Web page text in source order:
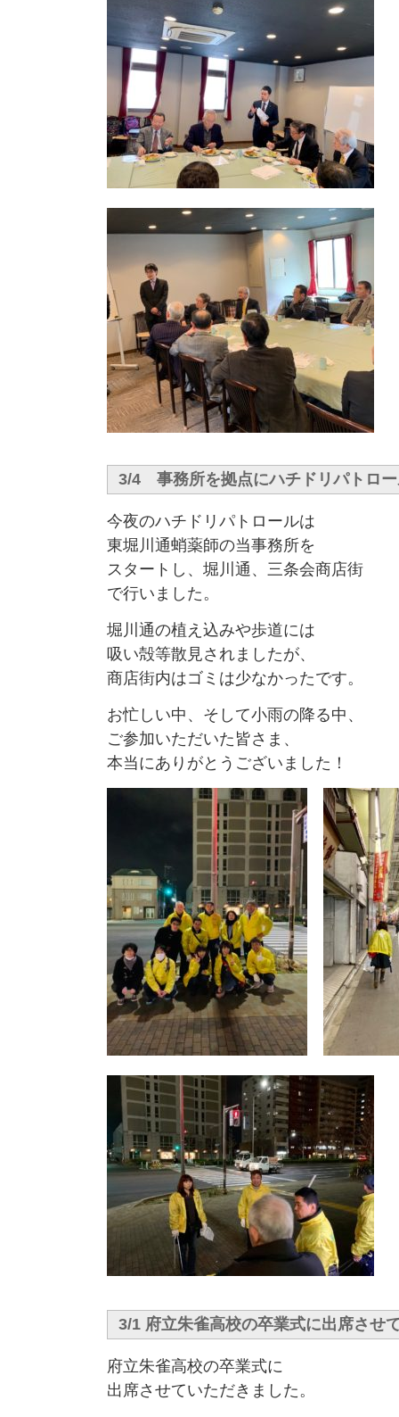
3/4 事務所を拠点にハチドリパトロ
今夜のハチドリパトロールは
東堀川通蛸薬師の当事務所を
スタートし、堀川通、三条会商店街
で行いました。
堀川通の植え込みや歩道には
吸い殻等散見されましたが、
商店街内はゴミは少なかったです。
お忙しい中、そして小雨の降る中、
ご参加いただいた皆さま、
本当にありがとうございました！
3/1 府立朱雀高校の卒業式に出席させ
府立朱雀高校の卒業式に
出席させていただきました。